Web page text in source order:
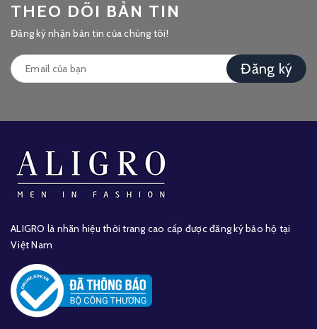
THEO DÕI BẢN TIN
Đăng ký nhận bản tin của chúng tôi!
Đăng ký
ALIGRO là nhãn hiệu thời trang cao cấp được đăng ký bảo hộ tại
Việt Nam